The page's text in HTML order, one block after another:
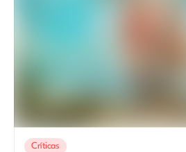
Críticas